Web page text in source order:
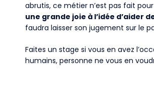
abrutis, ce métier n’est pas fait
une grande joie à l’idée d’aider
faudra laisser son jugement sur le
Faites un stage si vous en avez
humains, personne ne vous en